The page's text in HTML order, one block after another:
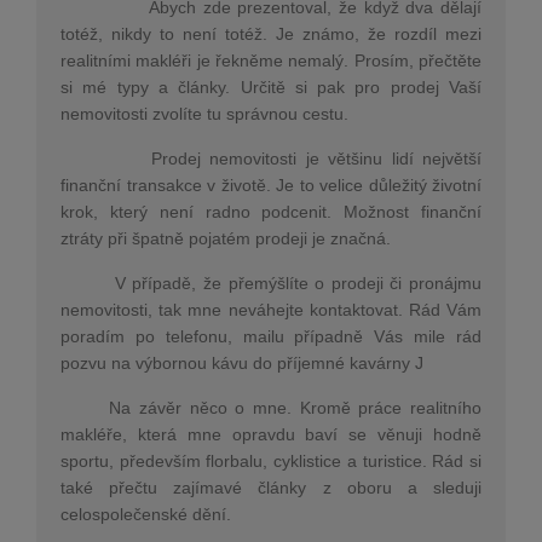
Abych zde prezentoval, že když dva dělají
totéž, nikdy to není totéž. Je známo, že rozdíl mezi
realitními makléři je řekněme nemalý. Prosím, přečtěte
si mé typy a články. Určitě si pak pro prodej Vaší
nemovitosti zvolíte tu správnou cestu.
Prodej nemovitosti je většinu lidí největší
finanční transakce v životě. Je to velice důležitý životní
krok, který není radno podcenit. Možnost finanční
ztráty při špatně pojatém prodeji je značná.
V případě, že přemýšlíte o prodeji či pronájmu
nemovitosti, tak mne neváhejte kontaktovat. Rád Vám
poradím po telefonu, mailu případně Vás mile rád
pozvu na výbornou kávu do příjemné kavárny J
Na závěr něco o mne. Kromě práce realitního
makléře, která mne opravdu baví se věnuji hodně
sportu, především florbalu, cyklistice a turistice. Rád si
také přečtu zajímavé články z oboru a sleduji
celospolečenské dění.